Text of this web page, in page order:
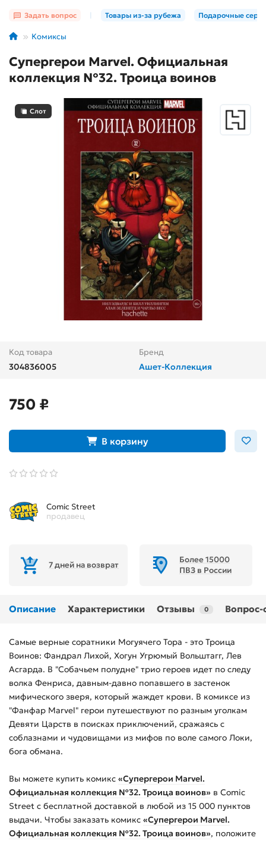
Задать вопрос Товары из-за рубежа Подарочные
Комиксы
Супергерои Marvel. Официальная
коллекция №32. Троица воинов
Слот
Код товара
304836005
Бренд
Ашет-Коллекция
750 ₽
В корзину
Comic Street
продавец
7 дней на возврат
Более 15000
ПВЗ в России
Описание Характеристики Отзывы 0 Вопрос-
Самые верные соратники Могуячего Тора - это Троица
Воинов: Фандрал Лихой, Хогун Угрюмый Вольштагг, Лев
Асгарда. В "Собачьем полудне" трио героев идет по следу
волка Фенриса, давным-давно попавшего в застенок
мифического зверя, который жаждет крови. В комиксе из
"Фанфар Marvel" герои путешествуют по разным уголкам
Девяти Царств в поисках приключений, сражаясь с
соблазнами и чудовищами из мифов по воле самого Локи,
бога обмана.
Вы можете купить комикс «Супергерои Marvel.
Официальная коллекция №32. Троица воинов» в Comic
Street с бесплатной доставкой в любой из 15 000 пунктов
выдачи. Чтобы заказать комикс «Супергерои Marvel.
Официальная коллекция №32. Троица воинов», положите